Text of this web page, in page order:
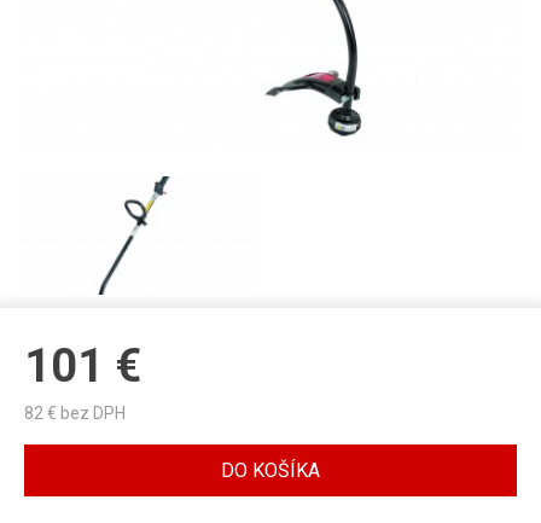
101 €
82 € bez DPH
DO KOŠÍKA